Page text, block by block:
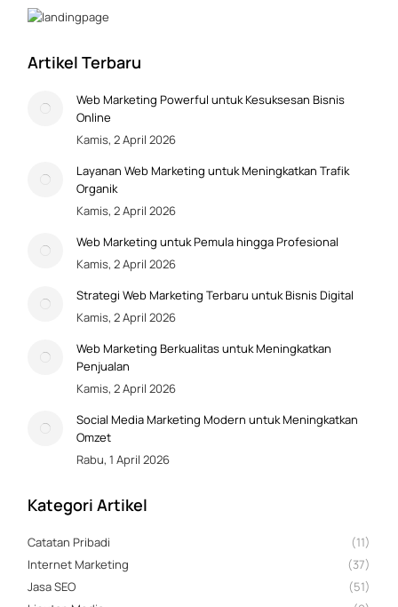
Artikel Terbaru
Web Marketing Powerful untuk Kesuksesan Bisnis
Online
Kamis, 2 April 2026
Layanan Web Marketing untuk Meningkatkan Trafik
Organik
Kamis, 2 April 2026
Web Marketing untuk Pemula hingga Profesional
Kamis, 2 April 2026
Strategi Web Marketing Terbaru untuk Bisnis Digital
Kamis, 2 April 2026
Web Marketing Berkualitas untuk Meningkatkan
Penjualan
Kamis, 2 April 2026
Social Media Marketing Modern untuk Meningkatkan
Omzet
Rabu, 1 April 2026
Kategori Artikel
Catatan Pribadi
(11)
Internet Marketing
(37)
Jasa SEO
(51)